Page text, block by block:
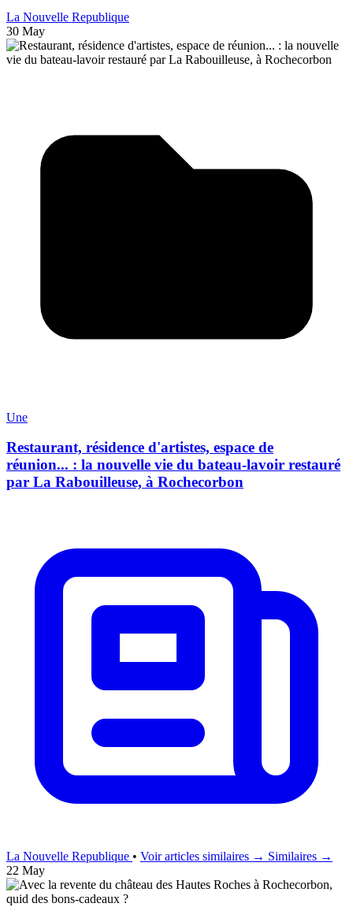
La Nouvelle Republique
30 May
Une
Restaurant, résidence d'artistes, espace de
réunion... : la nouvelle vie du bateau-lavoir restauré
par La Rabouilleuse, à Rochecorbon
La Nouvelle Republique • Voir articles similaires → Similaires →
22 May